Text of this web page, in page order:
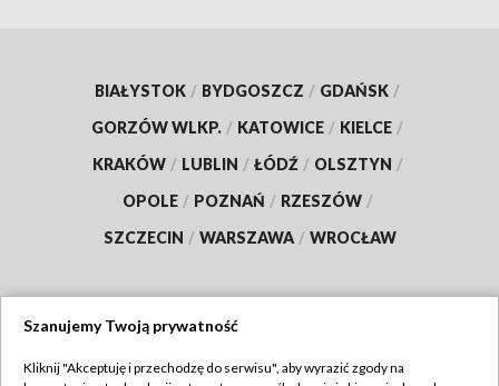
BIAŁYSTOK / BYDGOSZCZ / GDAŃSK /
GORZÓW WLKP. / KATOWICE / KIELCE /
KRAKÓW / LUBLIN / ŁÓDŹ / OLSZTYN /
OPOLE / POZNAŃ / RZESZÓW /
SZCZECIN / WARSZAWA / WROCŁAW
Szanujemy Twoją prywatność
Kliknij "Akceptuję i przechodzę do serwisu", aby wyrazić zgody na